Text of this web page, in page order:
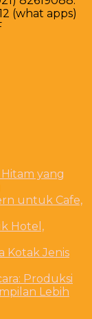
(what apps)
yang
untuk Cafe,
Hotel,
Kotak Jenis
Produksi
Lebih